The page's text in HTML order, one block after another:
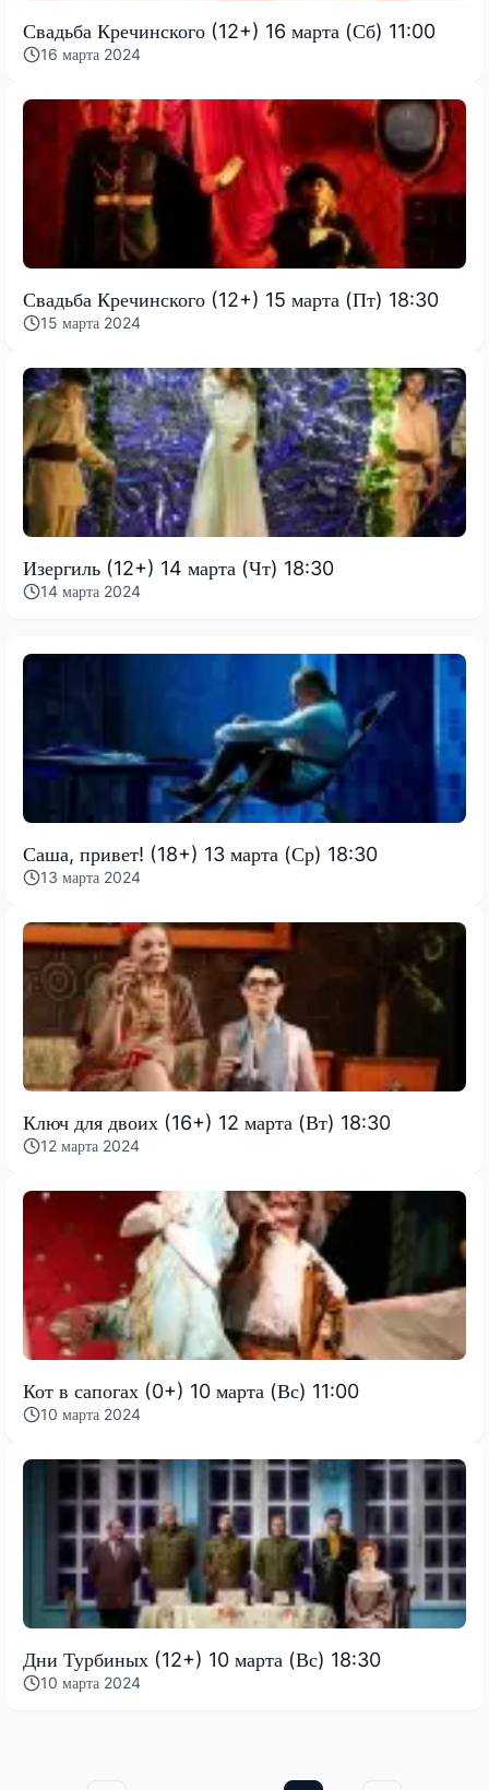
Свадьба Кречинского (12+) 16 марта (Сб) 11:00
16 марта 2024
Свадьба Кречинского (12+) 15 марта (Пт) 18:30
15 марта 2024
Изергиль (12+) 14 марта (Чт) 18:30
14 марта 2024
Саша, привет! (18+) 13 марта (Ср) 18:30
13 марта 2024
Ключ для двоих (16+) 12 марта (Вт) 18:30
12 марта 2024
Кот в сапогах (0+) 10 марта (Вс) 11:00
10 марта 2024
Дни Турбиных (12+) 10 марта (Вс) 18:30
10 марта 2024